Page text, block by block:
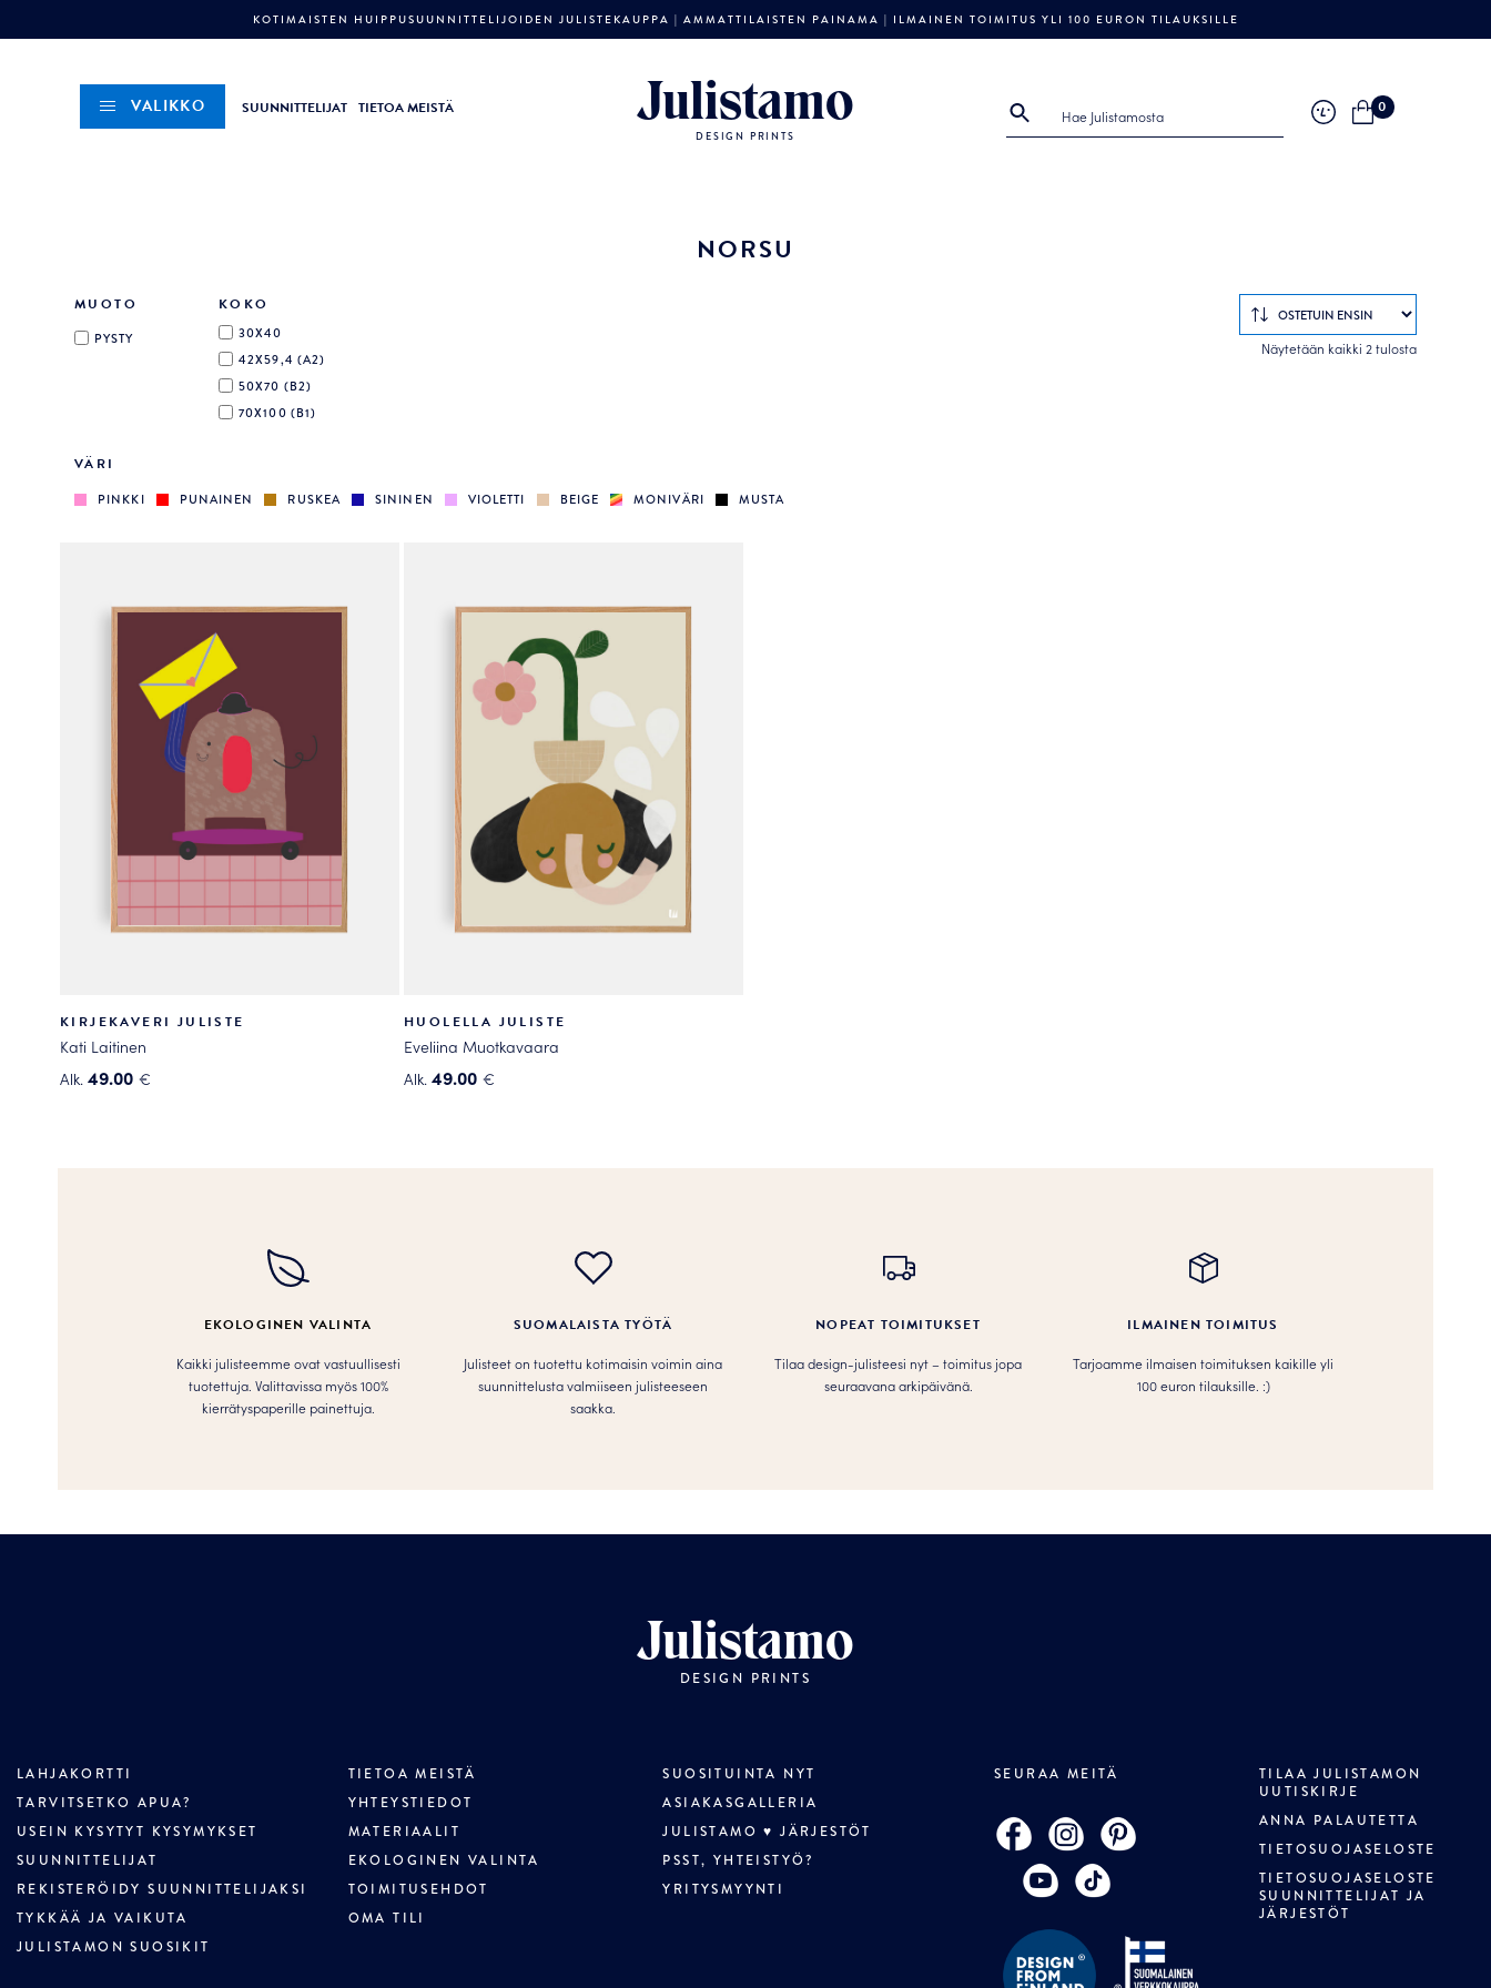
KOTIMAISTEN HUIPPUSUUNNITTELIJOIDEN JULISTEKAUPPA | AMMATTILAISTEN PAINAMA | ILMAINEN TOIMITUS YLI 100 EURON TILAUKSILLE
VALIKKO SUUNNITTELIJAT TIETOA MEISTÄ Julistamo
DESIGN PRINTS
0
NORSU
MUOTO
PYSTY
KOKO
30X40
42X59,4 (A2)
50X70 (B2)
70X100 (B1)
VÄRI
PINKKI PUNAINEN RUSKEA SININEN VIOLETTI BEIGE MONIVÄRI MUSTA
Näytetään kaikki 2 tulostaSorted
KIRJEKAVERI JULISTE
Kati Laitinen
Alk. 49.00 €
HUOLELLA JULISTE
Eveliina Muotkavaara
Alk. 49.00 €
EKOLOGINEN VALINTA
Kaikki julisteemme ovat vastuullisesti
tuotettuja. Valittavissa myös 100%
kierrätyspaperille painettuja.
SUOMALAISTA TYÖTÄ
Julisteet on tuotettu kotimaisin voimin aina
suunnittelusta valmiiseen julisteeseen
saakka.
NOPEAT TOIMITUKSET
Tilaa design-julisteesi nyt – toimitus jopa
seuraavana arkipäivänä.
ILMAINEN TOIMITUS
Tarjoamme ilmaisen toimituksen kaikille yli
100 euron tilauksille. :­­)
Julistamo
DESIGN PRINTS
LAHJAKORTTI
TARVITSETKO APUA?
USEIN KYSYTYT KYSYMYKSET
SUUNNITTELIJAT
REKISTERÖIDY SUUNNITTELIJAKSI
TYKKÄÄ JA VAIKUTA
JULISTAMON SUOSIKIT
TIETOA MEISTÄ
YHTEYSTIEDOT
MATERIAALIT
EKOLOGINEN VALINTA
TOIMITUSEHDOT
OMA TILI
SUOSITUINTA NYT
ASIAKASGALLERIA
JULISTAMO ♥ JÄRJESTÖT
PSST, YHTEISTYÖ?
YRITYSMYYNTI
SEURAA MEITÄ
TILAA JULISTAMON
UUTISKIRJE
ANNA PALAUTETTA
TIETOSUOJASELOSTE
TIETOSUOJASELOSTE
SUUNNITTELIJAT JA
JÄRJESTÖT